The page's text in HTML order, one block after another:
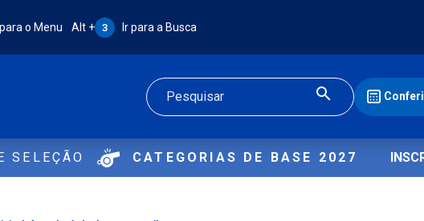
o Menu Atalho Alt + 3:
Alt + 3 Ir para a Busca
Buscar
SELEÇÃO CATEGORIAS DE BASE 2027